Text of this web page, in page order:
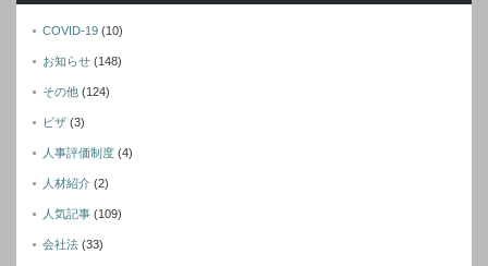
COVID-19 (10)
お知らせ (148)
その他 (124)
ビザ (3)
人事評価制度 (4)
人材紹介 (2)
人気記事 (109)
会社法 (33)